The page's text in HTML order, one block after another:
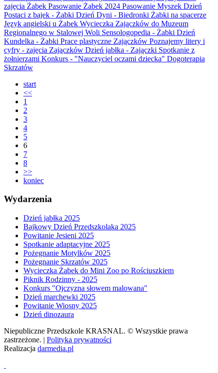
zajęcia Żabek Pasowanie Żabek 2024 Pasowanie Myszek Dzień
Postaci z bajek - Żabki Dzień Dyni - Biedronki Żabki na spacerze
Język angielski u Żabek Wycieczka Zajączków do Muzeum
Regionalnego w Stalowej Woli Sensologopedia - Żabki Dzień
Kundelka - Żabki Prace plastyczne Zajączków Poznajemy litery i
cyfry - zajęcia Zajączków Dzień jabłka - Zajączki Spotkanie z
żołnierzami Konkurs - "Nauczyciel oczami dziecka" Dogoterapia
Skrzatów
start
<<
1
2
3
4
5
6
7
8
>>
koniec
Wydarzenia
Dzień jabłka 2025
Bajkowy Dzień Przedszkolaka 2025
Powitanie Jesieni 2025
Spotkanie adaptacyjne 2025
Pożegnanie Motylków 2025
Pożegnanie Skrzatów 2025
Wycieczka Żabek do Mini Zoo po Rościuszkiem
Piknik Rodzinny - 2025
Konkurs "Ojczyzna słowem malowana"
Dzień marchewki 2025
Powitanie Wiosny 2025
Dzień dinozaura
Niepubliczne Przedszkole KRASNAL. © Wszystkie prawa
zastrzeżone. | Polityka prywatności
Realizacja darmedia.pl